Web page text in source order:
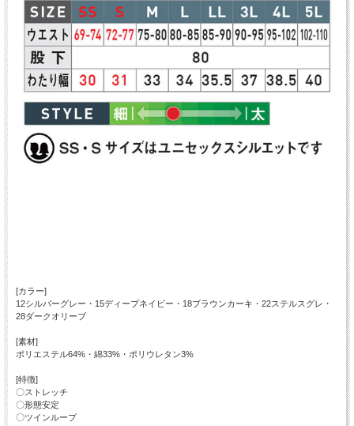
[カラー]
12シルバーグレー・15ディープネイビー・18ブラウンカーキ・22ステルスグレ・
28ダークオリーブ
[素材]
ポリエステル64%・綿33%・ポリウレタン3%
[特徴]
〇ストレッチ
〇形態安定
〇ツインループ